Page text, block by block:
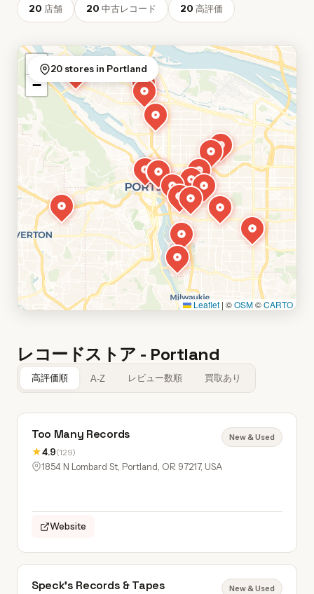
20 店舗 20 中古レコード 20 高評価
+
−
Leaflet | ©OSM©CARTO
20 stores in Portland
レコードストア - Portland
高評価順 A-Z レビュー数順 買取あり
Too Many Records
★4.9(129)
New & Used
1854 N Lombard St, Portland, OR 97217, USA
Website
Speck's Records & Tapes New & Used